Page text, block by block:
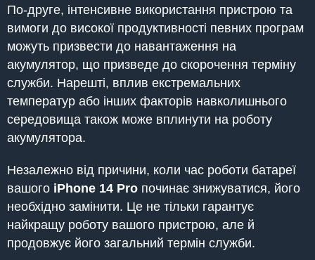
По-друге, інтенсивне використання пристрою та
вимоги до високої продуктивності певних програм
можуть призвести до навантаження на
акумулятор, що призведе до скорочення терміну
служби. Нарешті, вплив екстремальних
температур або інших факторів навколишнього
середовища також може вплинути на роботу
акумулятора.
Незалежно від причини, коли час роботи батареї
вашого iPhone 14 Pro починає знижуватися, його
необхідно замінити. Це не тільки гарантує
найкращу роботу вашого пристрою, але й
продовжує його загальний термін служби.